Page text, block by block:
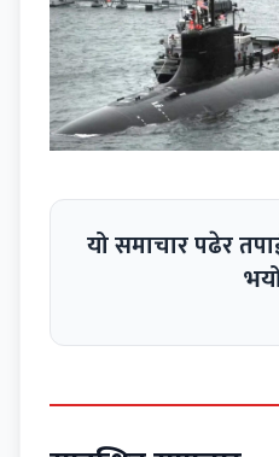
यो समाचार पढेर